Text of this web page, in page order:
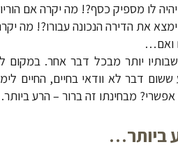
לו מספיק כסף?! מה יקרה אם
את הדירה הנכונה עבורו?! מה
ואם…
יותר מבכל דבר אחר.
ששום דבר לא וודאי בחיים, החיים
מבחינתו זה ברור – הרע ביותר.
ביותר…